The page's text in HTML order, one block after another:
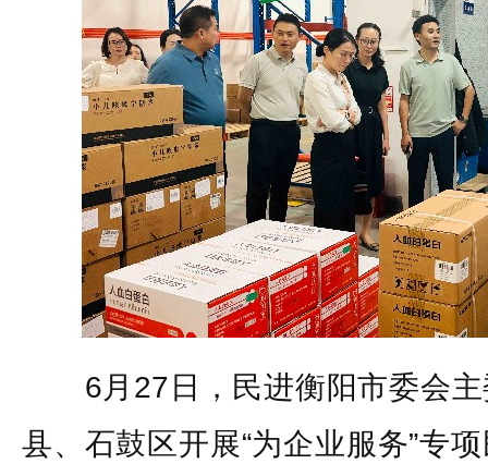
6月27日，民进衡阳市委会主
县、石鼓区开展“为企业服务”专